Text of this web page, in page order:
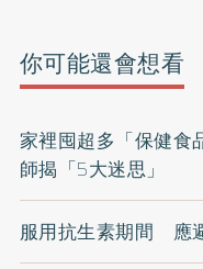
你可能還會想看
家裡囤超多「保健食
師揭「5大迷思」
服用抗生素期間 應